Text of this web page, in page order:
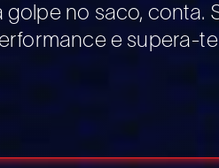
golpe no saco, conta.
e supera-